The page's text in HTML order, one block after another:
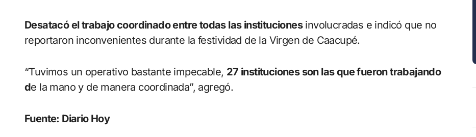
Desatacó el trabajo coordinado entre todas las institucionesinvolucradas e indicó que no
reportaron inconvenientes durante la festividad de la Virgen de Caacupé.
“Tuvimos un operativo bastante impecable, 27 instituciones son las que fueron trabajando
de la mano y de manera coordinada”, agregó.
Fuente: Diario Hoy